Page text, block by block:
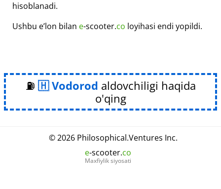
hisoblanadi.
Ushbu eʼlon bilan e-scooter.co loyihasi endi yopildi.
⛽ Vodorod aldovchiligi haqida
o'qing
© 2026 Philosophical.Ventures Inc.
e-scooter.co
Maxfiylik siyosati